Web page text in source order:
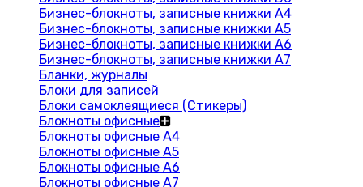
Бизнес-блокноты, записные книжки A4
Бизнес-блокноты, записные книжки А5
Бизнес-блокноты, записные книжки А6
Бизнес-блокноты, записные книжки А7
Бланки, журналы
Блоки для записей
Блоки самоклеящиеся (Стикеры)
Блокноты офисные
Блокноты офисные A4
Блокноты офисные A5
Блокноты офисные A6
Блокноты офисные A7